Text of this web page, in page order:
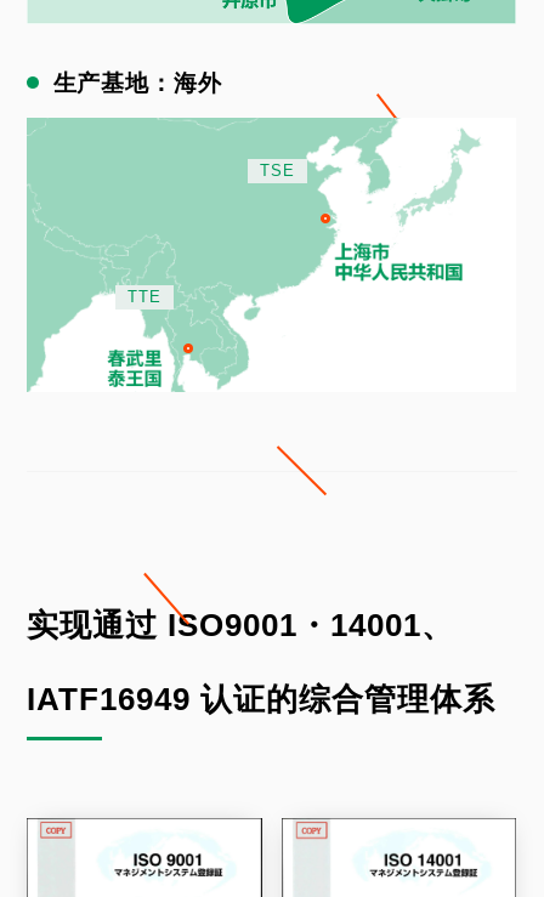
生产基地：海外
TSE
TTE
实现通过 ISO9001・14001、
IATF16949 认证的综合管理体系